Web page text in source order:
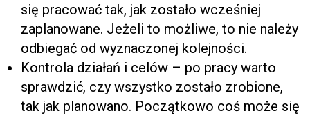
się pracować tak, jak zostało wcześniej
zaplanowane. Jeżeli to możliwe, to nie należy
odbiegać od wyznaczonej kolejności.
Kontrola działań i celów – po pracy warto
sprawdzić, czy wszystko zostało zrobione,
tak jak planowano. Początkowo coś może się